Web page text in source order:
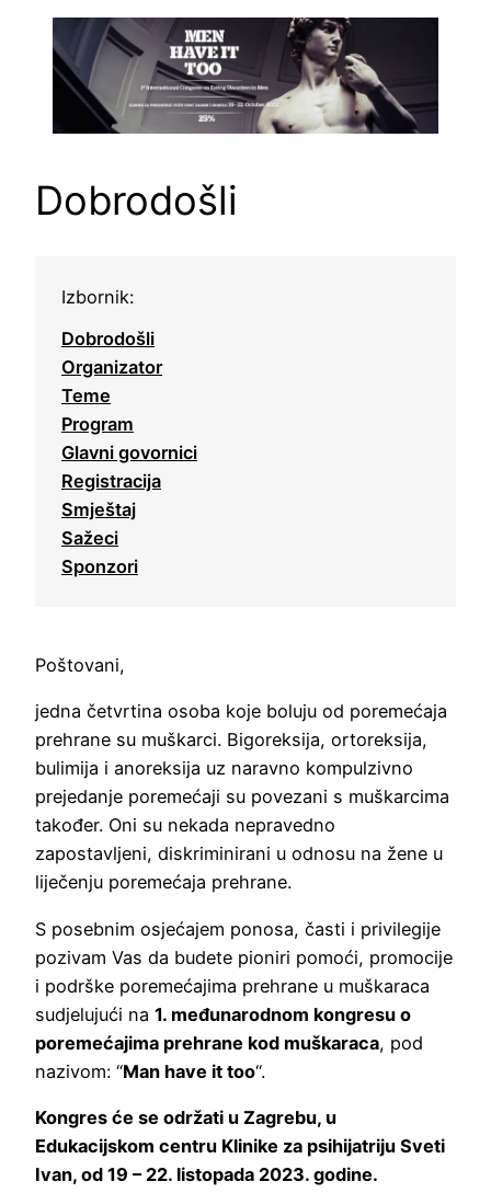
sadržaja
Dobrodošli
Izbornik:
Dobrodošli
Organizator
Teme
Program
Glavni govornici
Registracija
Smještaj
Sažeci
Sponzori
Poštovani,
jedna četvrtina osoba koje boluju od poremećaja
prehrane su muškarci. Bigoreksija, ortoreksija,
bulimija i anoreksija uz naravno kompulzivno
prejedanje poremećaji su povezani s muškarcima
također. Oni su nekada nepravedno
zapostavljeni, diskriminirani u odnosu na žene u
liječenju poremećaja prehrane.
S posebnim osjećajem ponosa, časti i privilegije
pozivam Vas da budete pioniri pomoći, promocije
i podrške poremećajima prehrane u muškaraca
sudjelujući na 1. međunarodnom kongresu o
poremećajima prehrane kod muškaraca, pod
nazivom: “Man have it too“.
Kongres će se održati u Zagrebu, u
Edukacijskom centru Klinike za psihijatriju Sveti
Ivan, od 19 – 22. listopada 2023. godine.